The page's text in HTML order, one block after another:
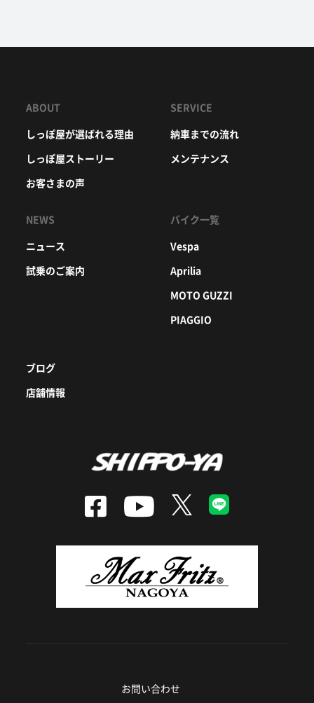
ABOUT
しっぽ屋が選ばれる理由
しっぽ屋ストーリー
お客さまの声
NEWS
ニュース
試乗のご案内
SERVICE
納車までの流れ
メンテナンス
バイク一覧
Vespa
Aprilia
MOTO GUZZI
PIAGGIO
ブログ
店舗情報
お問い合わせ